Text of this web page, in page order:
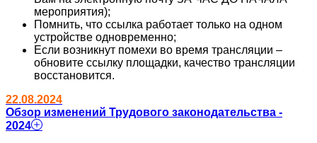
мероприятия);
Помнить, что ссылка работает только на одном
устройстве одновременно;
Если возникнут помехи во время трансляции –
обновите ссылку площадки, качество трансляции
восстановится.
22.08.2024
Обзор изменений Трудового законодательства -
2024